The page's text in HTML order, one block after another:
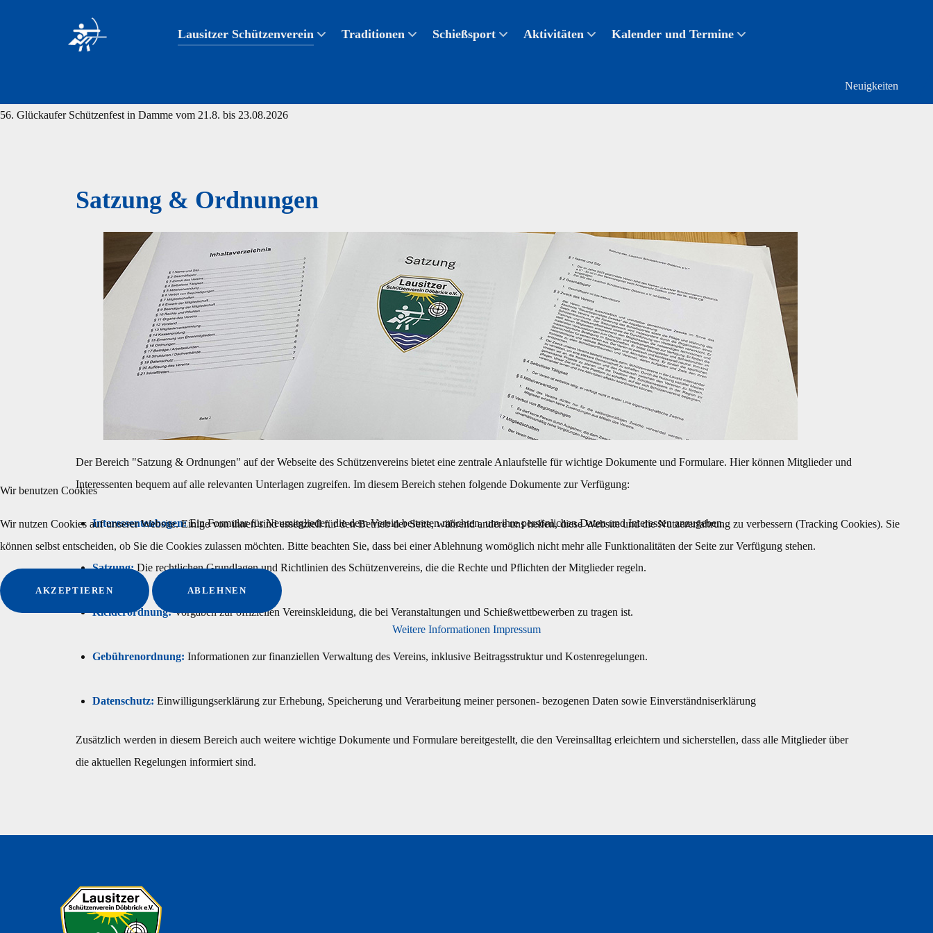
Lausitzer Schützenverein Traditionen Schießsport Aktivitäten Kalender und Termine
Neuigkeiten
56. Glückaufer Schützenfest in Damme vom 21.8. bis 23.08.2026
Satzung & Ordnungen
Der Bereich "Satzung & Ordnungen" auf der Webseite des Schützenvereins bietet eine zentrale Anlaufstelle für wichtige Dokumente und Formulare. Hier können Mitglieder und
Interessenten bequem auf alle relevanten Unterlagen zugreifen. Im diesem Bereich stehen folgende Dokumente zur Verfügung:
Interessentenbogen: Ein Formular für Neumitglieder, die dem Verein beitreten möchten, um ihre persönlichen Daten und Interessen anzugeben.
Satzung:Die rechtlichen Grundlagen und Richtlinien des Schützenvereins, die die Rechte und Pflichten der Mitglieder regeln.
Kleiderordnung:Vorgaben zur offiziellen Vereinskleidung, die bei Veranstaltungen und Schießwettbewerben zu tragen ist.
Gebührenordnung: Informationen zur finanziellen Verwaltung des Vereins, inklusive Beitragsstruktur und Kostenregelungen.
Datenschutz: Einwilligungserklärung zur Erhebung, Speicherung und Verarbeitung meiner personen- bezogenen Daten sowie Einverständniserklärung
Zusätzlich werden in diesem Bereich auch weitere wichtige Dokumente und Formulare bereitgestellt, die den Vereinsalltag erleichtern und sicherstellen, dass alle Mitglieder über
die aktuellen Regelungen informiert sind.
Wir benutzen Cookies
Wir nutzen Cookies auf unserer Website. Einige von ihnen sind essenziell für den Betrieb der Seite, während andere uns helfen, diese Website und die Nutzererfahrung zu verbessern (Tracking Cookies). Sie
können selbst entscheiden, ob Sie die Cookies zulassen möchten. Bitte beachten Sie, dass bei einer Ablehnung womöglich nicht mehr alle Funktionalitäten der Seite zur Verfügung stehen.
AKZEPTIEREN ABLEHNEN
Weitere Informationen Impressum